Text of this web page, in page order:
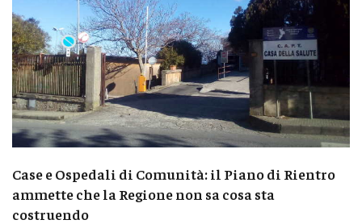
Case e Ospedali di Comunità: il Piano di Rientro
ammette che la Regione non sa cosa sta
costruendo